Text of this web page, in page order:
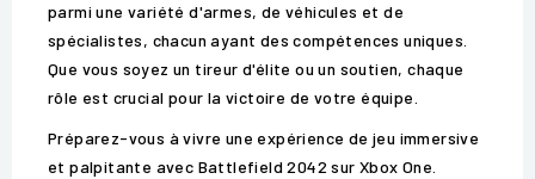
parmi une variété d'armes, de véhicules et de
spécialistes, chacun ayant des compétences uniques.
Que vous soyez un tireur d'élite ou un soutien, chaque
rôle est crucial pour la victoire de votre équipe.
Préparez-vous à vivre une expérience de jeu immersive
et palpitante avec Battlefield 2042 sur Xbox One.